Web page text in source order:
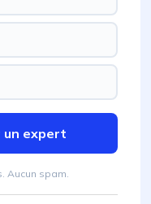
expert
Aucun spam.